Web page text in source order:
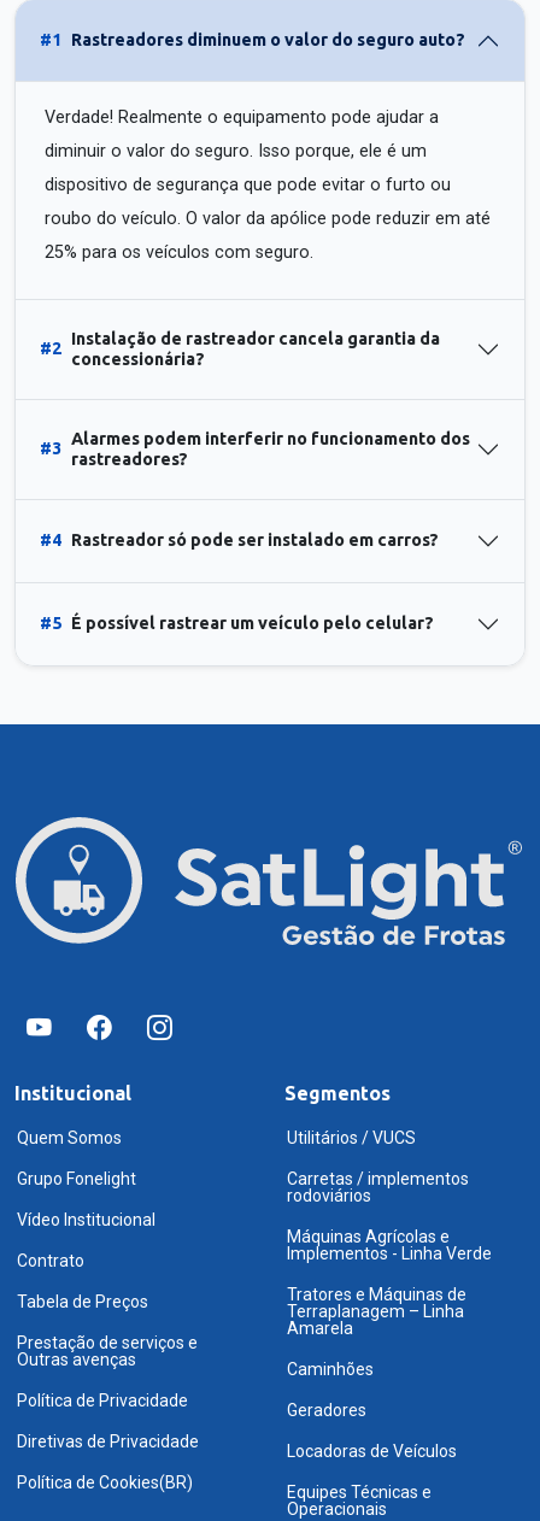
#1 Rastreadores diminuem o valor do seguro auto?
Verdade! Realmente o equipamento pode ajudar a
diminuir o valor do seguro. Isso porque, ele é um
dispositivo de segurança que pode evitar o furto ou
roubo do veículo. O valor da apólice pode reduzir em até
25% para os veículos com seguro.
#2
Instalação de rastreador cancela garantia da
concessionária?
#3
Alarmes podem interferir no funcionamento dos
rastreadores?
#4 Rastreador só pode ser instalado em carros?
#5 É possível rastrear um veículo pelo celular?
Institucional
Quem Somos
Grupo Fonelight
Vídeo Institucional
Contrato
Tabela de Preços
Prestação de serviços e
Outras avenças
Política de Privacidade
Diretivas de Privacidade
Política de Cookies(BR)
Segmentos
Utilitários / VUCS
Carretas / implementos
rodoviários
Máquinas Agrícolas e
Implementos - Linha Verde
Tratores e Máquinas de
Terraplanagem – Linha
Amarela
Caminhões
Geradores
Locadoras de Veículos
Equipes Técnicas e
Operacionais